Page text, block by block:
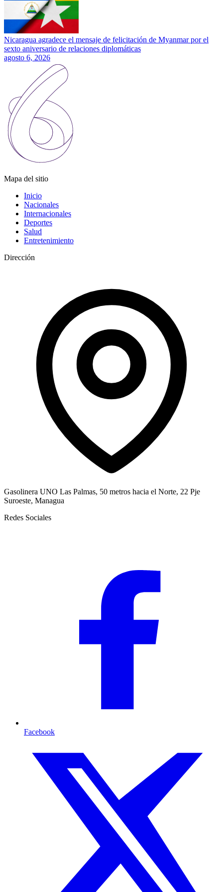
Nicaragua agradece el mensaje de felicitación de Myanmar por el
sexto aniversario de relaciones diplomáticas
agosto 6, 2026
Mapa del sitio
Inicio
Nacionales
Internacionales
Deportes
Salud
Entretenimiento
Dirección
Gasolinera UNO Las Palmas, 50 metros hacia el Norte, 22 Pje
Suroeste, Managua
Redes Sociales
Facebook